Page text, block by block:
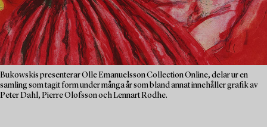
Bukowskis presenterar Olle Emanuelsson Collection Online, delar ur en
samling som tagit form under många år som bland annat innehåller grafik av
Peter Dahl, Pierre Olofsson och Lennart Rodhe.